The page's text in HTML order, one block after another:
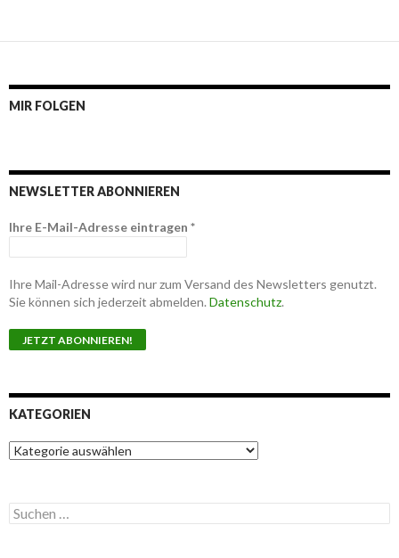
MIR FOLGEN
NEWSLETTER ABONNIEREN
Ihre E-Mail-Adresse eintragen *
Ihre Mail-Adresse wird nur zum Versand des Newsletters genutzt.
Sie können sich jederzeit abmelden. Datenschutz.
KATEGORIEN
K
a
g
o
S
u